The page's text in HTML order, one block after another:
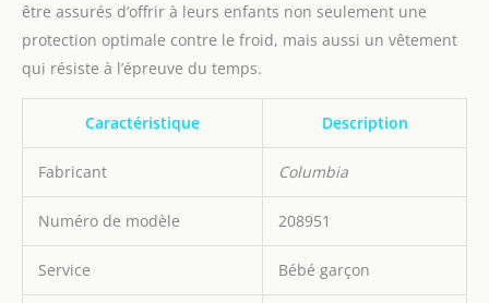
être assurés d’offrir à leurs enfants non seulement une
protection optimale contre le froid, mais aussi un vêtement
qui résiste à l’épreuve du temps.
Caractéristique Description
Fabricant Columbia
Numéro de modèle 208951
Service Bébé garçon